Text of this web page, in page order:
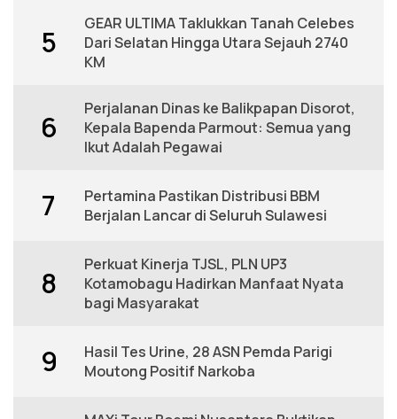
5
GEAR ULTIMA Taklukkan Tanah Celebes
Dari Selatan Hingga Utara Sejauh 2740
KM
6
Perjalanan Dinas ke Balikpapan Disorot,
Kepala Bapenda Parmout: Semua yang
Ikut Adalah Pegawai
7
Pertamina Pastikan Distribusi BBM
Berjalan Lancar di Seluruh Sulawesi
8
Perkuat Kinerja TJSL, PLN UP3
Kotamobagu Hadirkan Manfaat Nyata
bagi Masyarakat
9
Hasil Tes Urine, 28 ASN Pemda Parigi
Moutong Positif Narkoba